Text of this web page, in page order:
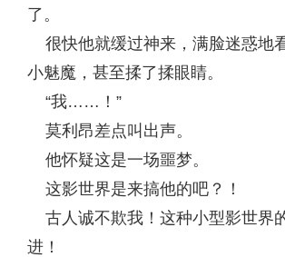
了。
很快他就缓过神来，满脸迷惑地
小魅魔，甚至揉了揉眼睛。
“我……！”
莫利昂差点叫出声。
他怀疑这是一场噩梦。
这影世界是来搞他的吧？！
古人诚不欺我！这种小型影世界
进！